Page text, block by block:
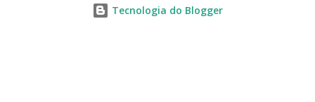
para deixar recadinhos e, cartões de presente presos à folha e foto.
Tecnologia do Blogger